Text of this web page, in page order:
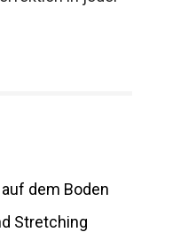
dem Boden
Stretching